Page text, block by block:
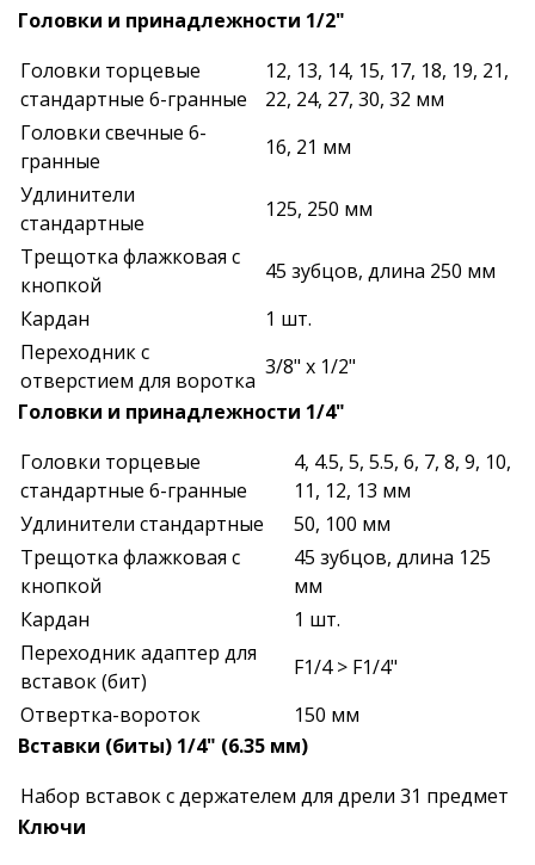
Головки и принадлежности 1/2"
Головки торцевые
стандартные 6-гранные
12, 13, 14, 15, 17, 18, 19, 21,
22, 24, 27, 30, 32 мм
Головки свечные 6-
гранные
16, 21 мм
Удлинители
стандартные
125, 250 мм
Трещотка флажковая с
кнопкой
45 зубцов, длина 250 мм
Кардан
1 шт.
Переходник с
отверстием для воротка
3/8" х 1/2"
Головки и принадлежности 1/4"
Головки торцевые
стандартные 6-гранные
4, 4.5, 5, 5.5, 6, 7, 8, 9, 10,
11, 12, 13 мм
Удлинители стандартные
50, 100 мм
Трещотка флажковая с
кнопкой
45 зубцов, длина 125
мм
Кардан
1 шт.
Переходник адаптер для
вставок (бит)
F1/4 > F1/4"
Отвертка-вороток
150 мм
Вставки (биты) 1/4" (6.35 мм)
Набор вставок с держателем для дрели 31 предмет
Ключи